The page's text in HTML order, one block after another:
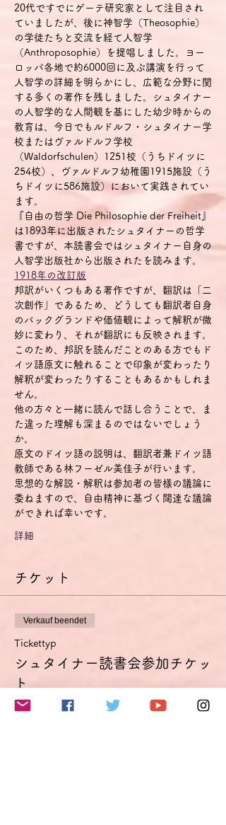
20代ですでにゲーテ研究家として注目され
ていましたが、後に神智学（Theosophie）
の学徒たちと交流を経て人智学
（Anthroposophie）を提唱しました。ヨー
ロッパ各地で約6000回に及ぶ講演を行って
人智学の詳細を明らかにし、広範な分野に関
する多くの著作を残しました。シュタイナー
の人智学的な人間観を基にした幼少時からの
教育は、今日でもルドルフ・シュタイナー学
校またはヴァルドルフ学校
（Waldorfschulen）1251校（うちドイツに
254校）、ヴァルドルフ幼稚園1915施設（う
ちドイツに586施設）において実践されてい
ます。
『自由の哲学 Die Philosophie der Freiheit』
は1893年に出版されたシュタイナーの哲学
書ですが、本読書会ではシュタイナー自身の
人智学出版社から出版された を読みます。
1918年の改訂版
邦訳がいくつもある著作ですが、翻訳は「二
次創作」であるため、どうしても翻訳者自身
のバックグランドや価値観によって解釈が微
妙に変わり、それが翻訳にも反映されます。
このため、邦訳を読んだことのある方でもド
イツ語原文に触れることで印象が変わったり
解釈が変わったりすることもあるかもしれま
せん。
他の方々と一緒に読んで話し合うことで、ま
た違った理解も深まるのではないでしょう
か。
原文のドイツ語の説明は、翻訳者兼ドイツ語
教師である林フーゼル美佳子が行います。
思想的な解説・解釈は参加者の皆様の議論に
委ねますので、自由精神に基づく闊達な議論
ができれば幸いです。
詳細
チケット
Verkauf beendet
Tickettyp
シュタイナー読書会参加チケッ
ト
Mehr Infos